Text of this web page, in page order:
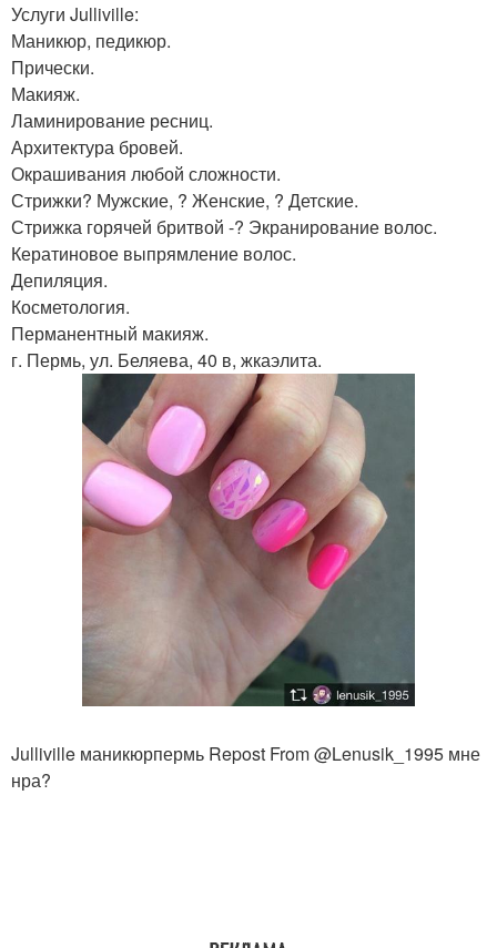
Услуги Julliville:
Маникюр, педикюр.
Прически.
Макияж.
Ламинирование ресниц.
Архитектура бровей.
Окрашивания любой сложности.
Стрижки? Мужские, ? Женские, ? Детские.
Стрижка горячей бритвой -? Экранирование волос.
Кератиновое выпрямление волос.
Депиляция.
Косметология.
Перманентный макияж.
г. Пермь, ул. Беляева, 40 в, жкаэлита.
Julliville маникюрпермь Repost From @Lenusik_1995 мне
нра?